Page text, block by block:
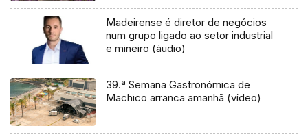
Madeirense é diretor de negócios
num grupo ligado ao setor industrial
e mineiro (áudio)
39.ª Semana Gastronómica de
Machico arranca amanhã (vídeo)